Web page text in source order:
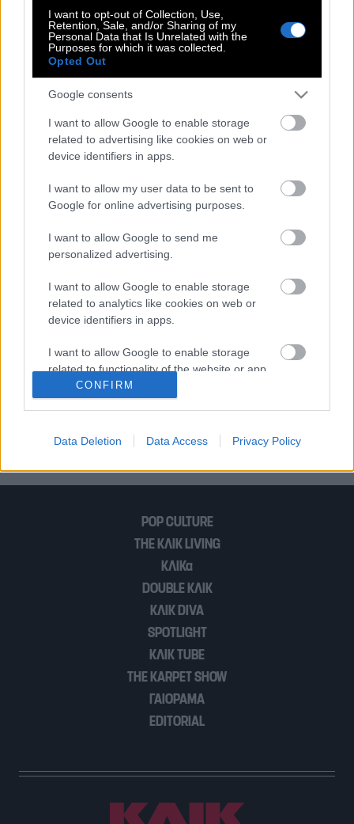
I want to opt-out of Collection, Use,
Retention, Sale, and/or Sharing of my
Personal Data that Is Unrelated with the
Purposes for which it was collected.
Opted Out
Google consents
I want to allow Google to enable storage
related to advertising like cookies on web or
device identifiers in apps.
I want to allow my user data to be sent to
Google for online advertising purposes.
I want to allow Google to send me
personalized advertising.
I want to allow Google to enable storage
related to analytics like cookies on web or
device identifiers in apps.
I want to allow Google to enable storage
related to functionality of the website or app.
I want to allow Google to enable storage
I want to allow Google to enable storage
functionality and fraud prevention, and other
CONFIRM
Data Deletion Data Access Privacy Policy
Σνάιντερ
Σημασία έχει ν’αγαπάς | Το
αριστούργημα του Αντρέι Ζουλάφσκι με
τη σπαρακτική ερμηνεία της Ρόμι
Σνάιντερ
Ρόμι Σνάιντερ & Αλέν Ντελόν | Οι
αναμνήσεις είναι ό,τι ωραιότερο έχω
στη ζωή μου.
Αλαίν Ντελόν : Στην αγάπη πρέπει να
τολμάμε, αν αγαπάμε αληθινά…
Aλέν Ντελόν για Ρόμι Σνάιντερ |
Λυπάμαι που δεν παντρεύτηκα ποτέ
αυτή τη γυναίκα….
POP CULTURE
THE ΚΛΙΚ LIVING
ΚΛΙΚα
DOUBLE ΚΛΙΚ
ΚΛΙΚ DIVA
SPOTLIGHT
ΚΛΙΚ TUBE
THE KARPET SHOW
ΓΑΙΟΡΑΜΑ
EDITORIAL